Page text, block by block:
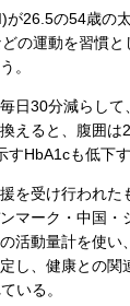
26.5の54歳の
の運動を習慣と
。
日30分減らして
えると、腹囲は
HbA1cも低下す
を受け行われた
マーク・中国・
活動量計を使い
し、健康との関
いる。